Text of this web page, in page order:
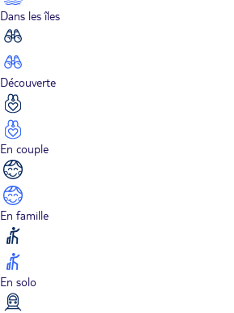
Dans les îles
Découverte
En couple
En famille
En solo